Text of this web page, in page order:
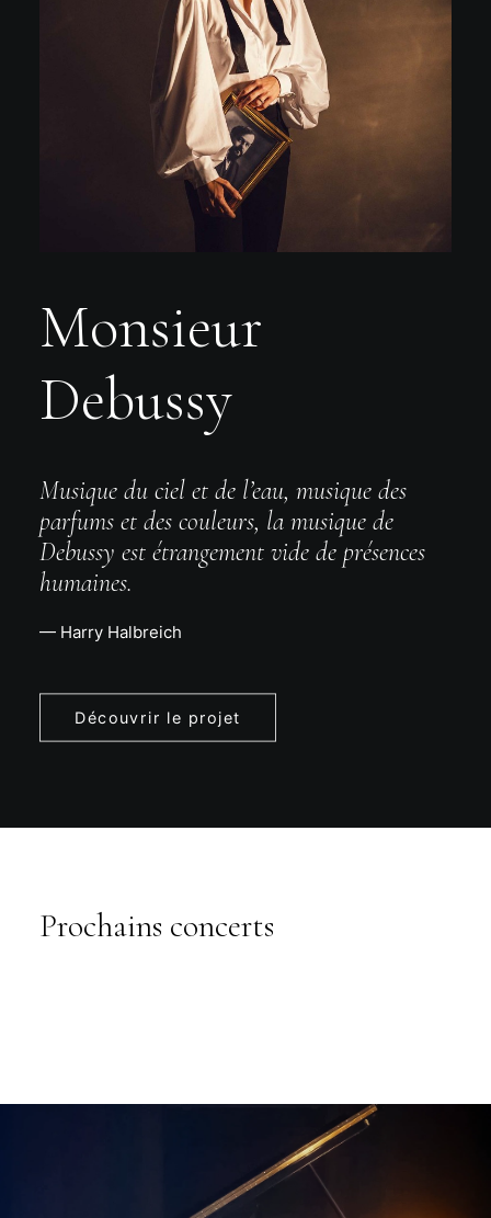
Monsieur
Debussy
Musique du ciel et de l’eau, musique des
parfums et des couleurs, la musique de
Debussy est étrangement vide de présences
humaines.
— Harry Halbreich
Découvrir le projet
Prochains concerts